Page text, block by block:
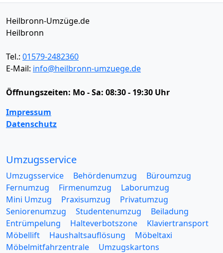
Heilbronn-Umzüge.de
Heilbronn
Tel.: 01579-2482360
E-Mail: info@heilbronn-umzuege.de
Öffnungszeiten: Mo - Sa: 08:30 - 19:30 Uhr
Impressum
Datenschutz
Umzugsservice
Umzugsservice Behördenumzug
Büroumzug
Fernumzug
Firmenumzug
Laborumzug
Mini Umzug
Praxisumzug
Privatumzug
Seniorenumzug
Studentenumzug
Beiladung
Entrümpelung
Halteverbotszone
Klaviertransport
Möbellift
Haushaltsauflösung
Möbeltaxi
Möbelmitfahrzentrale
Umzugskartons